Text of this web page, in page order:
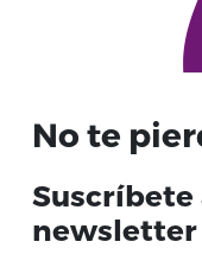
No te
Suscríbete
newsletter